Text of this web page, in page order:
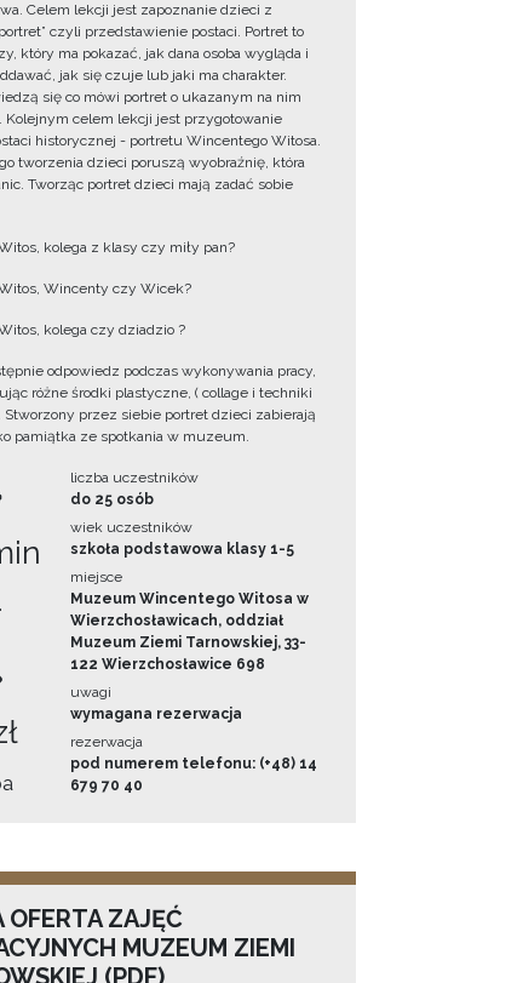
Celem lekcji jest zapoznanie dzieci z
czyli przedstawienie postaci. Portret to
który ma pokazać, jak dana osoba wygląda i
jak się czuje lub jaki ma charakter.
się co mówi portret o ukazanym na nim
Kolejnym celem lekcji jest przygotowanie
historycznej - portretu Wincentego Witosa.
tworzenia dzieci poruszą wyobraźnię, która
Tworząc portret dzieci mają zadać sobie
kolega z klasy czy miły pan?
Wincenty czy Wicek?
kolega czy dziadzio ?
odpowiedz podczas wykonywania pracy,
różne środki plastyczne, ( collage i techniki
Stworzony przez siebie portret dzieci zabierają
pamiątka ze spotkania w muzeum.
liczba uczestników
do 25 osób
wiek uczestników
szkoła podstawowa klasy 1-5
miejsce
Muzeum Wincentego Witosa w
Wierzchosławicach, oddział
Muzeum Ziemi Tarnowskiej, 33-
122 Wierzchosławice 698
uwagi
wymagana rezerwacja
rezerwacja
pod numerem telefonu: (+48) 14
679 70 40
OFERTA ZAJĘĆ
MUZEUM ZIEMI